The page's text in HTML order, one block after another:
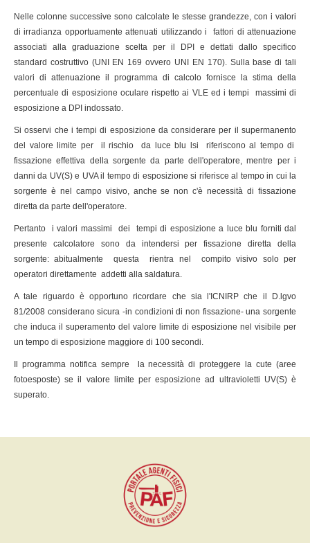
Nelle colonne successive sono calcolate le stesse grandezze, con i valori
di irradianza opportuamente attenuati utilizzando i fattori di attenuazione
associati alla graduazione scelta per il DPI e dettati dallo specifico
standard costruttivo (UNI EN 169 ovvero UNI EN 170). Sulla base di tali
valori di attenuazione il programma di calcolo fornisce la stima della
percentuale di esposizione oculare rispetto ai VLE ed i tempi massimi di
esposizione a DPI indossato.
Si osservi che i tempi di esposizione da considerare per il supermanento
del valore limite per il rischio da luce blu lsi riferiscono al tempo di
fissazione effettiva della sorgente da parte dell'operatore, mentre per i
danni da UV(S) e UVA il tempo di esposizione si riferisce al tempo in cui la
sorgente è nel campo visivo, anche se non c'è necessità di fissazione
diretta da parte dell'operatore.
Pertanto i valori massimi dei tempi di esposizione a luce blu forniti dal
presente calcolatore sono da intendersi per fissazione diretta della
sorgente: abitualmente questa rientra nel compito visivo solo per
operatori direttamente addetti alla saldatura.
A tale riguardo è opportuno ricordare che sia l'ICNIRP che il D.lgvo
81/2008 considerano sicura -in condizioni di non fissazione- una sorgente
che induca il superamento del valore limite di esposizione nel visibile per
un tempo di esposizione maggiore di 100 secondi.
Il programma notifica sempre la necessità di proteggere la cute (aree
fotoesposte) se il valore limite per esposizione ad ultravioletti UV(S) è
superato.